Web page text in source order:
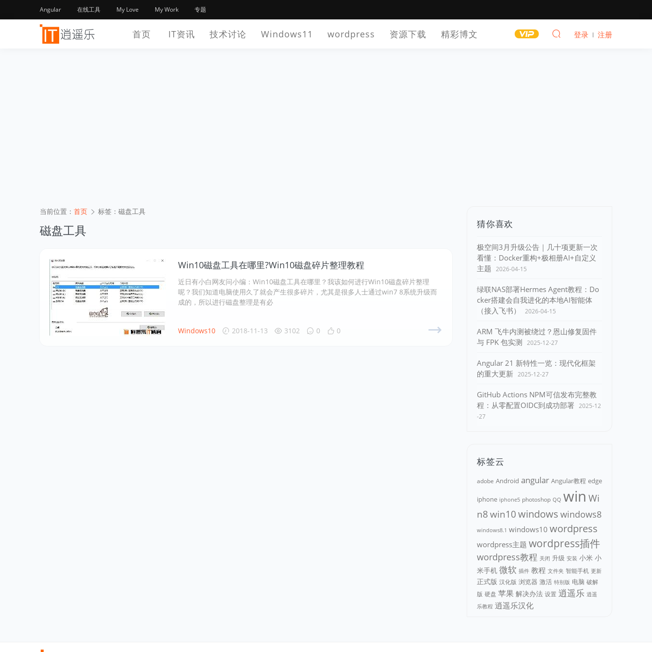
Angular 在线工具 My Love My Work 专题
首页 IT资讯 技术讨论 Windows11 wordpress 资源下载 精彩博文 登录 注册
当前位置： 首页 标签：磁盘工具
磁盘工具
Win10磁盘工具在哪里?Win10磁盘碎片整理教程
近日有小白网友问小编：Win10磁盘工具在哪里？我该如何进行Win10磁盘碎片整理
呢？我们知道电脑使用久了就会产生很多碎片，尤其是很多人士通过win7 8系统升级而
成的，所以进行磁盘整理是有必
Windows10 2018-11-13 3102 0 0
猜你喜欢
极空间3月升级公告｜几十项更新一次
看懂：Docker重构+极相册AI+自定义
主题 2026-04-15
绿联NAS部署Hermes Agent教程：Do
cker搭建会自我进化的本地AI智能体
（接入飞书）
2026-04-15
ARM 飞牛内测被绕过？恩山修复固件
与 FPK 包实测 2025-12-27
Angular 21 新特性一览：现代化框架
的重大更新 2025-12-27
GitHub Actions NPM可信发布完整教
程：从零配置OIDC到成功部署 2025-12
-27
标签云
adobe Android angular Angular教程 edge
iphone iphone5 photoshop QQ win Wi
n8win10windows windows8
windows8.1 windows10 wordpress
wordpress主题 wordpress插件
wordpress教程 关闭 升级 安装 小米 小
米手机 微软 插件 教程 文件夹 智能手机 更新
正式版 汉化版 浏览器 激活 特别版 电脑 破解
版 硬盘 苹果 解决办法 设置 逍遥乐 逍遥
乐教程 逍遥乐汉化